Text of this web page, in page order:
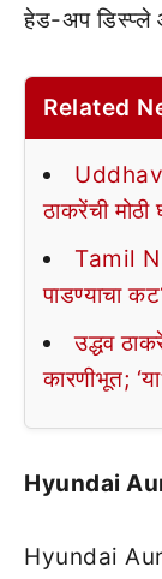
हेड-अप डिस्प्ले
Related
Uddhav
ठाकरेंची
Tamil
पाडण्याचा
उद्धव
कारणीभूत;
Hyundai
Hyundai Aura